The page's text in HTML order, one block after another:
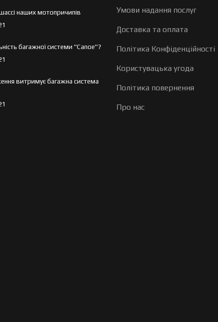
наших мотопричипів
багажної системи "Canoe"?
витримує багажна система
Умови надання послуг
Доставка та оплата
Політика Конфіденційності
Користувацька угода
Політика повернення
Про нас